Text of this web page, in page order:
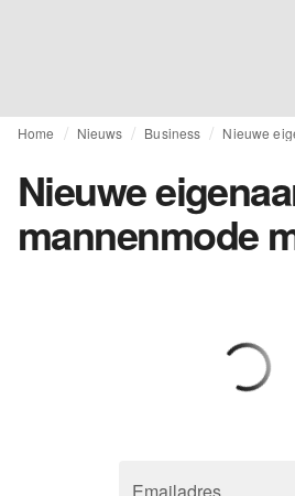
Home Nieuws Business
Nieuwe
mannenmode